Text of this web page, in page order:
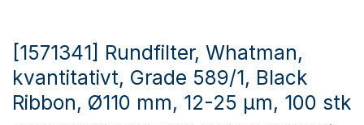
[1571341] Rundfilter, Whatman,
kvantitativt, Grade 589/1, Black
Ribbon, Ø110 mm, 12-25 µm, 100 stk